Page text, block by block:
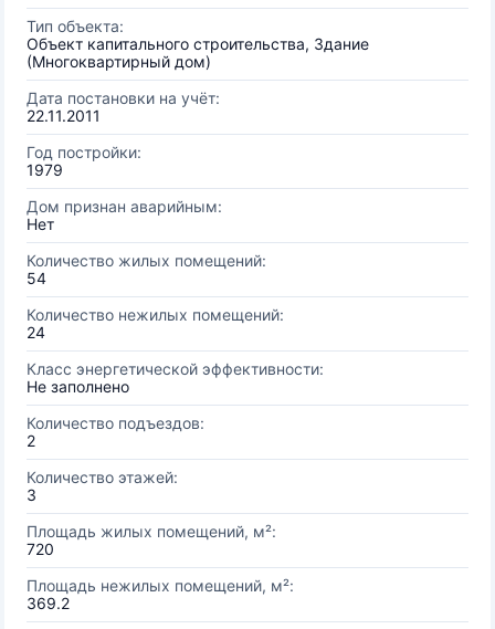
Тип объекта:
Объект капитального строительства, Здание
(Многоквартирный дом)
Дата постановки на учёт:
22.11.2011
Год постройки:
1979
Дом признан аварийным:
Нет
Количество жилых помещений:
54
Количество нежилых помещений:
24
Класс энергетической эффективности:
Не заполнено
Количество подъездов:
2
Количество этажей:
3
Площадь жилых помещений, м²:
720
Площадь нежилых помещений, м²:
369.2